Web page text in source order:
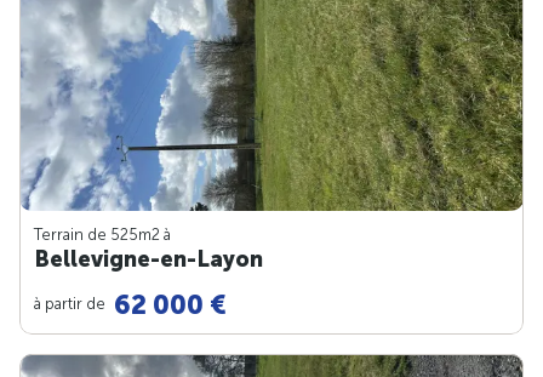
Terrain de 525m2 à
Bellevigne-en-Layon
à partir de 62 000 €